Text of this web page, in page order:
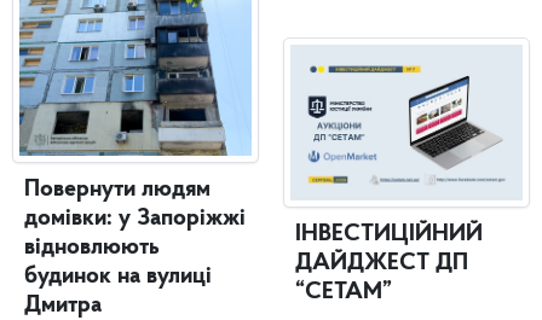
Повернути людям
домівки: у Запоріжжі
відновлюють
будинок на вулиці
Дмитра
ІНВЕСТИЦІЙНИЙ
ДАЙДЖЕСТ ДП
“СЕТАМ”